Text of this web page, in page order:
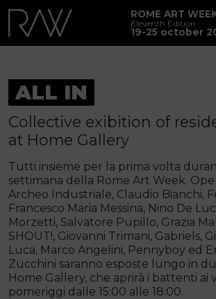
ROME ART
Eleventh Edition
19-25 october
ALL IN
Collective exibition of
at Home Gallery
Tutti insieme per la prima volta
settimana della Rome Art Week.
Archeo Industriale, Claudio Bianchi,
Francesco Maria Messina, Nino De
Morzetti, Salvatore Pupillo, Grazia
SHOUT!, Giovanni Trimani, Gabriels,
Luca, Marco Angelini, Pennyboy ed
Zucchini saranno esposte lungo in
Home Gallery, che aprirà i battenti ai
pomeriggi dalle 15:00 alle 18:00.